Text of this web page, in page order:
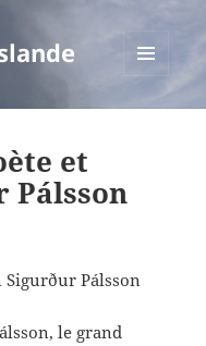
et
Pálsson
Pálsson
le grand